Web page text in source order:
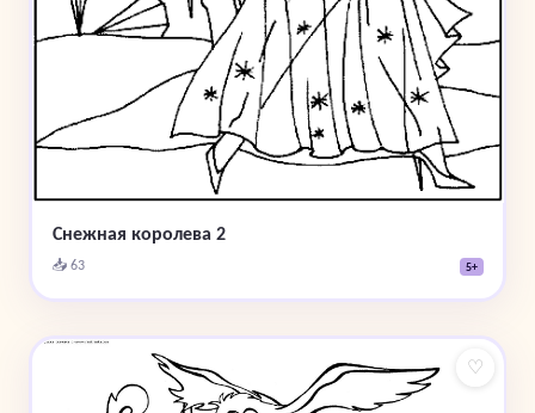
Снежная королева 2
📥 63 5+
♡